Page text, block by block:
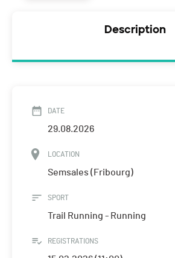
Description
DATE
29.08.2026
LOCATION
Semsales (Fribourg)
SPORT
Trail Running - Running
REGISTRATIONS